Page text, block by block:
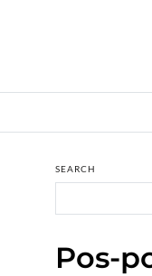
SEARCH
Pos-